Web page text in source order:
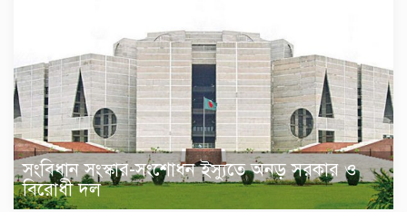
সংবিধান সংস্কার-সংশোধন ইস্যুতে অনড় সরকার ও
বিরোধী দল